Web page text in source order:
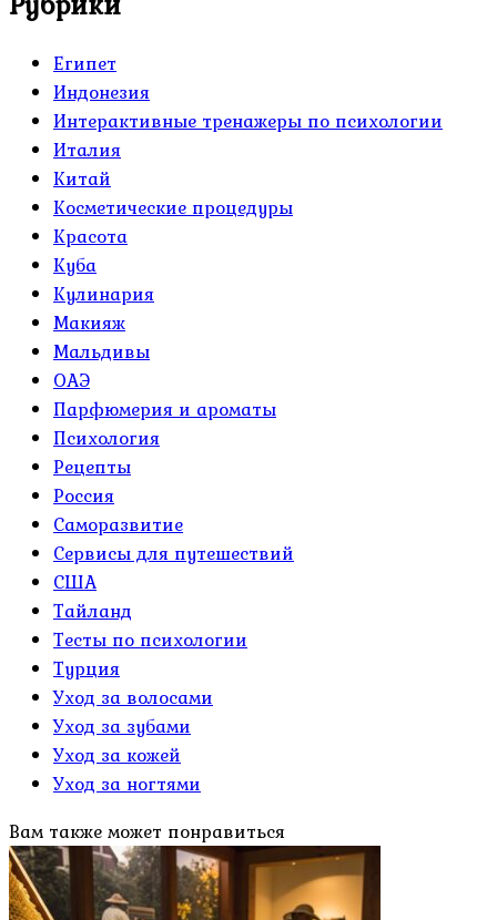
Египет
Индонезия
Интерактивные тренажеры по психологии
Италия
Китай
Косметические процедуры
Красота
Куба
Кулинария
Макияж
Мальдивы
ОАЭ
Парфюмерия и ароматы
Психология
Рецепты
Россия
Саморазвитие
Сервисы для путешествий
США
Тайланд
Тесты по психологии
Турция
Уход за волосами
Уход за зубами
Уход за кожей
Уход за ногтями
Вам также может понравиться